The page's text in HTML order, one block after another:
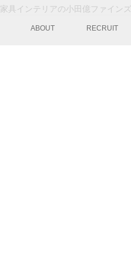
家具インテリアの小田億ファインズ
ABOUT RECRUIT